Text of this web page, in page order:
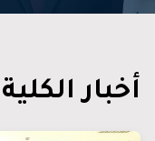
أخبار الكلية